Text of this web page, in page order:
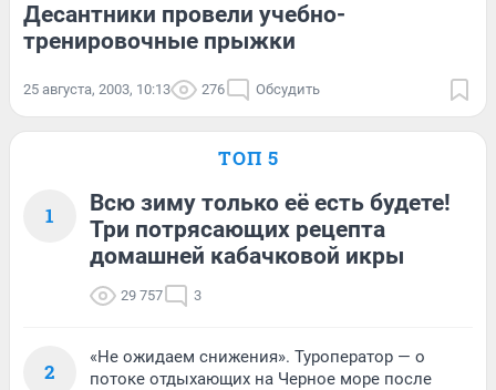
Десантники провели учебно-
тренировочные прыжки
25 августа, 2003, 10:13 276 Обсудить
ТОП 5
1
Всю зиму только её есть будете!
Три потрясающих рецепта
домашней кабачковой икры
29 757 3
2
«Не ожидаем снижения». Туроператор — о
потоке отдыхающих на Черное море после